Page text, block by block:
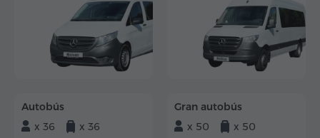
Autobús
x 36
x 36
Gran autobús
x 50
x 50